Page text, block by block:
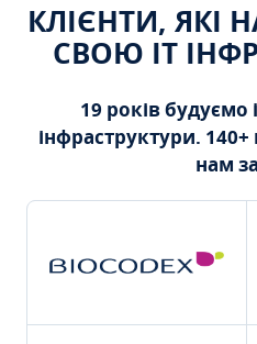
КЛІЄНТИ, ЯКІ
СВОЮ ІТ
19 років будуємо
інфраструктури.
нам